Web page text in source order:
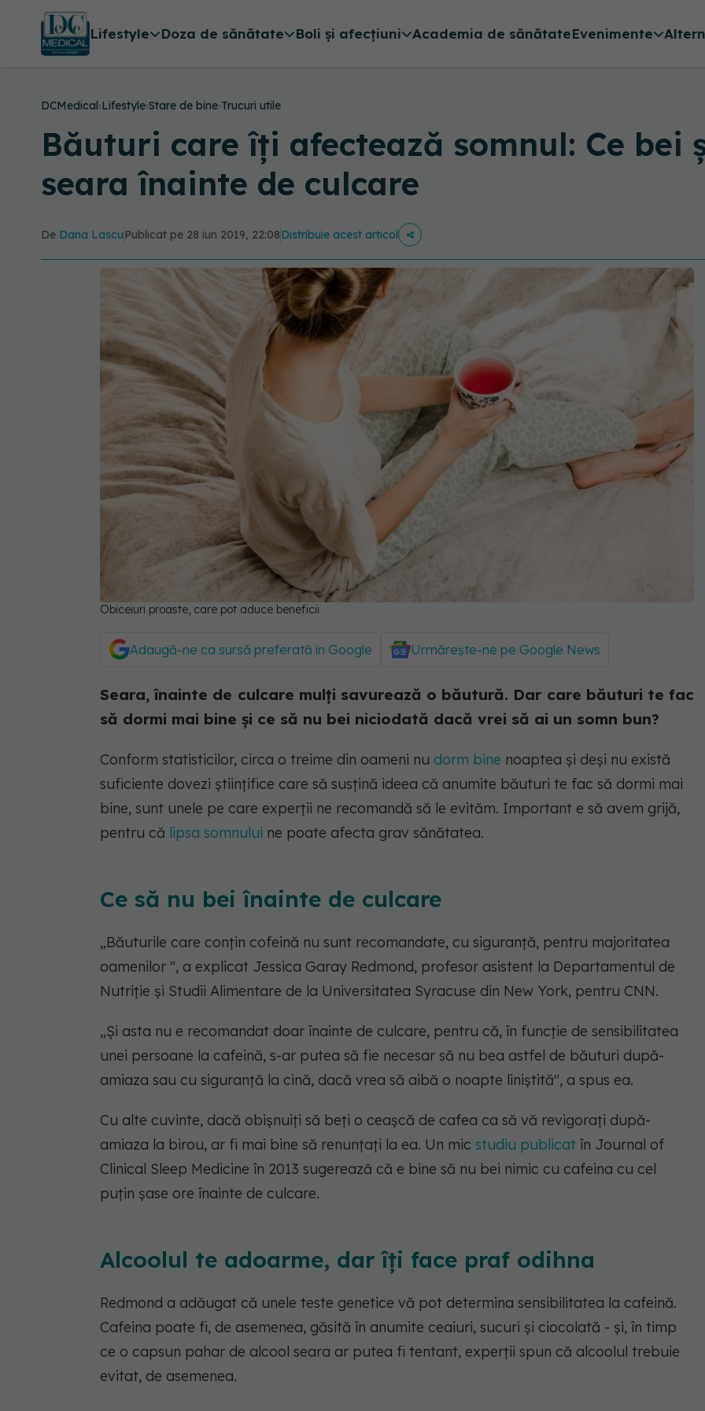
Lifestyle Doza de sănătate Boli și afecțiuni Academia de sănătateEvenimente
DCMedical›Lifestyle›Stare de bine›Trucuri utile
Băuturi care îți afectează somnul: Ce bei
seara înainte de culcare
De Dana Lascu Publicat pe 28 iun 2019, 22:08Distribuie acest articol
Obiceiuri proaste, care pot aduce beneficii
Adaugă-ne ca sursă preferată în Google Urmărește-ne pe Google News
Seara, înainte de culcare mulți savurează o băutură. Dar care băuturi te fac
să dormi mai bine și ce să nu bei niciodată dacă vrei să ai un somn bun?
Conform statisticilor, circa o treime din oameni nu dorm bine noaptea și deși nu există
suficiente dovezi științifice care să susțină ideea că anumite băuturi te fac să dormi mai
bine, sunt unele pe care experții ne recomandă să le evităm. Important e să avem grijă,
pentru că lipsa somnului ne poate afecta grav sănătatea.
Ce să nu bei înainte de culcare
„Băuturile care conțin cofeină nu sunt recomandate, cu siguranță, pentru majoritatea
oamenilor ", a explicat Jessica Garay Redmond, profesor asistent la Departamentul de
Nutriție și Studii Alimentare de la Universitatea Syracuse din New York, pentru CNN.
„Și asta nu e recomandat doar înainte de culcare, pentru că, în funcție de sensibilitatea
unei persoane la cafeină, s-ar putea să fie necesar să nu bea astfel de băuturi după-
amiaza sau cu siguranță la cină, dacă vrea să aibă o noapte liniștită", a spus ea.
Cu alte cuvinte, dacă obișnuiți să beți o ceașcă de cafea ca să vă revigorați după-
amiaza la birou, ar fi mai bine să renunțați la ea. Un mic studiu publicat în Journal of
Clinical Sleep Medicine în 2013 sugerează că e bine să nu bei nimic cu cafeina cu cel
puțin șase ore înainte de culcare.
Alcoolul te adoarme, dar îți face praf odihna
Redmond a adăugat că unele teste genetice vă pot determina sensibilitatea la cafeină.
Cafeina poate fi, de asemenea, găsită în anumite ceaiuri, sucuri și ciocolată - și, în timp
ce o capsun pahar de alcool seara ar putea fi tentant, experții spun că alcoolul trebuie
evitat, de asemenea.